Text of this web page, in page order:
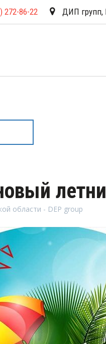
272-86-22 ДИП групп,
области - DEP group